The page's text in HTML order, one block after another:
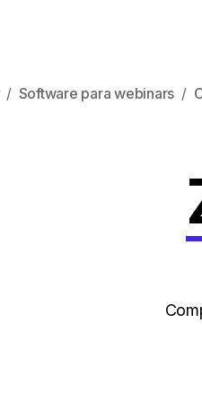
Software para webinars